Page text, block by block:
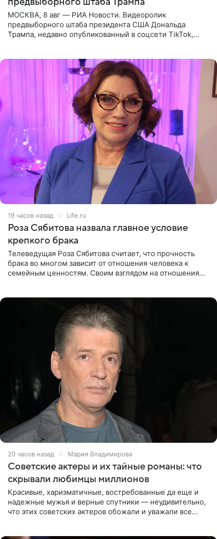
МОСКВА, 8 авг — РИА Новости. Видеоролик
предвыборного штаба президента США Дональда
Трампа, недавно опубликованный в соцсети TikTok,
19 часов назад Life.ru
Роза Сябитова назвала главное условие
крепкого брака
Телеведущая Роза Сябитова считает, что прочность
брака во многом зависит от отношения человека к
семейным ценностям. Своим взглядом на отношения
20 часов назад Мария Владимирова
Советские актеры и их тайные романы: что
скрывали любимцы миллионов
Красивые, харизматичные, востребованные да еще и
надежные мужья и верные спутники — неудивительно,
что этих советских актеров обожали и уважали все